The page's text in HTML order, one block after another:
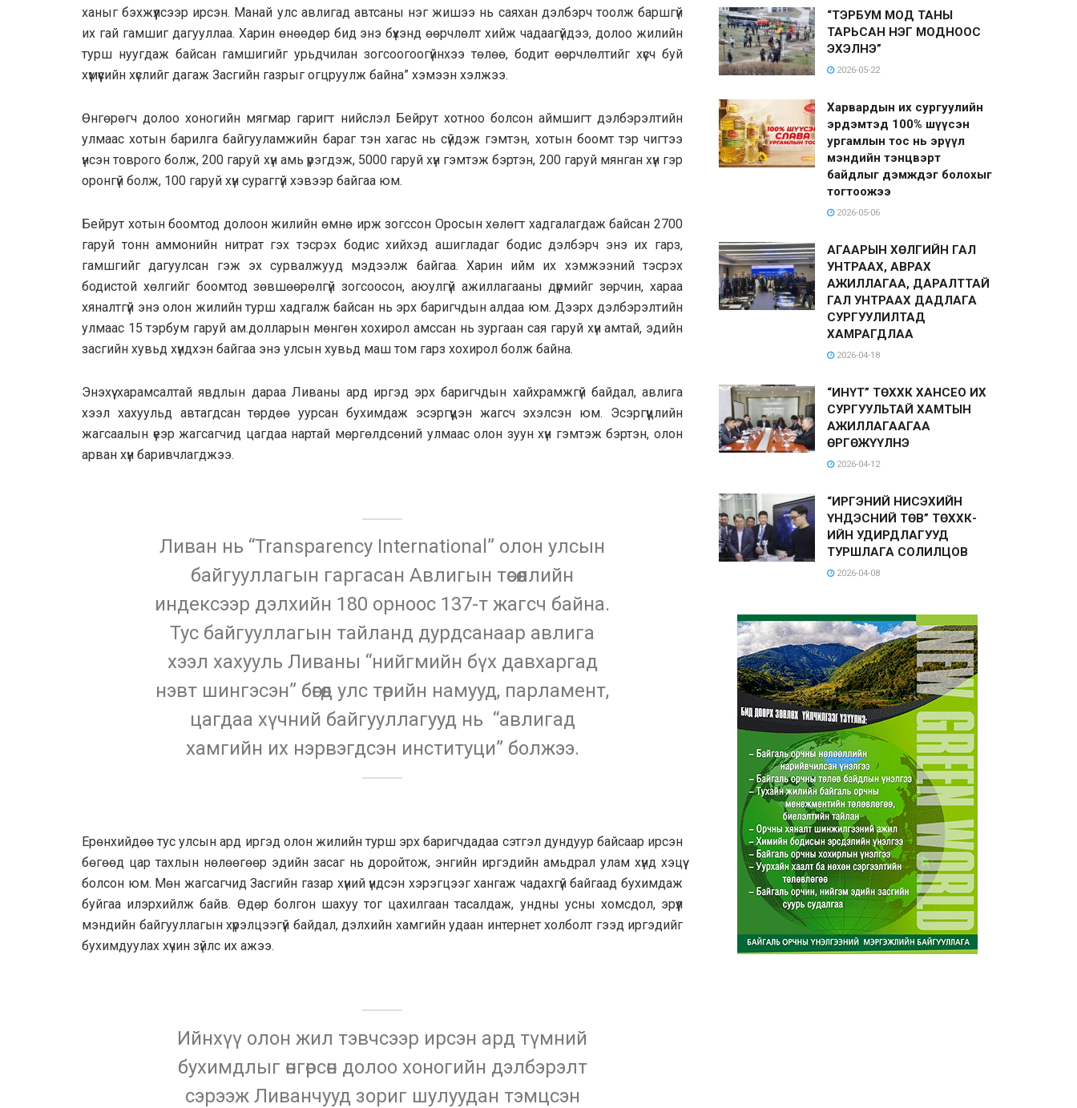
ханыг бэхжүүлсээр ирсэн. Манай улс авлигад автсаны нэг жишээ нь саяхан дэлбэрч тоолж баршгүй
их гай гамшиг дагууллаа. Харин өнөөдөр бид энэ бүхэнд өөрчлөлт хийж чадаагүйдээ, долоо жилийн
турш нуугдаж байсан гамшигийг урьдчилан зогсоогоогүйнхээ төлөө, бодит өөрчлөлтийг хүсч буй
хүмүүсийн хүслийг дагаж Засгийн газрыг огцруулж байна” хэмээн хэлжээ.
Өнгөрөгч долоо хоногийн мягмар гаригт нийслэл Бейрут хотноо болсон аймшигт дэлбэрэлтийн
улмаас хотын барилга байгууламжийн бараг тэн хагас нь сүйдэж гэмтэн, хотын боомт тэр чигтээ
үнсэн товрого болж, 200 гаруй хүн амь үрэгдэж, 5000 гаруй хүн гэмтэж бэртэн, 200 гаруй мянган хүн гэр
оронгүй болж, 100 гаруй хүн сураггүй хэвээр байгаа юм.
Бейрут хотын боомтод долоон жилийн өмнө ирж зогссон Оросын хөлөгт хадгалагдаж байсан 2700
гаруй тонн аммонийн нитрат гэх тэсрэх бодис хийхэд ашигладаг бодис дэлбэрч энэ их гарз,
гамшгийг дагуулсан гэж эх сурвалжууд мэдээлж байгаа. Харин ийм их хэмжээний тэсрэх
бодистой хөлгийг боомтод зөвшөөрөлгүй зогсоосон, аюулгүй ажиллагааны дүрмийг зөрчин, хараа
хяналтгүй энэ олон жилийн турш хадгалж байсан нь эрх баригчдын алдаа юм. Дээрх дэлбэрэлтийн
улмаас 15 тэрбум гаруй ам.долларын мөнгөн хохирол амссан нь зургаан сая гаруй хүн амтай, эдийн
засгийн хувьд хүндхэн байгаа энэ улсын хувьд маш том гарз хохирол болж байна.
Энэхүү харамсалтай явдлын дараа Ливаны ард иргэд эрх баригчдын хайхрамжгүй байдал, авлига
хээл хахуульд автагдсан төрдөө уурсан бухимдаж эсэргүүцэн жагсч эхэлсэн юм. Эсэргүүцлийн
жагсаалын үеэр жагсагчид цагдаа нартай мөргөлдсөний улмаас олон зуун хүн гэмтэж бэртэн, олон
арван хүн баривчлагджээ.
Ливан нь “Transparency International” олон улсын
байгууллагын гаргасан Авлигын төсөөллийн
индексээр дэлхийн 180 орноос 137-т жагсч байна.
Тус байгууллагын тайланд дурдсанаар авлига
хээл хахууль Ливаны “нийгмийн бүх давхаргад
нэвт шингэсэн” бөгөөд улс төрийн намууд, парламент,
цагдаа хүчний байгууллагууд нь “авлигад
хамгийн их нэрвэгдсэн институци” болжээ.
Ерөнхийдөө тус улсын ард иргэд олон жилийн турш эрх баригчдадаа сэтгэл дундуур байсаар ирсэн
бөгөөд цар тахлын нөлөөгөөр эдийн засаг нь доройтож, энгийн иргэдийн амьдрал улам хүнд хэцүү
болсон юм. Мөн жагсагчид Засгийн газар хүний үндсэн хэрэгцээг хангаж чадахгүй байгаад бухимдаж
буйгаа илэрхийлж байв. Өдөр болгон шахуу тог цахилгаан тасалдаж, ундны усны хомсдол, эрүүл
мэндийн байгууллагын хүрэлцээгүй байдал, дэлхийн хамгийн удаан интернет холболт гээд иргэдийг
бухимдуулах хүчин зүйлс их ажээ.
Ийнхүү олон жил тэвчсээр ирсэн ард түмний
бухимдлыг өнгөрсөн долоо хоногийн дэлбэрэлт
сэрээж Ливанчууд зориг шулуудан тэмцсэн
“ТЭРБУМ МОД ТАНЫ
ТАРЬСАН НЭГ МОДНООС
ЭХЭЛНЭ”
2026-05-22
Харвардын их сургуулийн
эрдэмтэд 100% шүүсэн
ургамлын тос нь эрүүл
мэндийн тэнцвэрт
байдлыг дэмждэг болохыг
тогтоожээ
2026-05-06
АГААРЫН ХӨЛГИЙН ГАЛ
УНТРААХ, АВРАХ
АЖИЛЛАГАА, ДАРАЛТТАЙ
ГАЛ УНТРААХ ДАДЛАГА
СУРГУУЛИЛТАД
ХАМРАГДЛАА
2026-04-18
“ИНҮТ” ТӨХХК ХАНСЕО ИХ
СУРГУУЛЬТАЙ ХАМТЫН
АЖИЛЛАГААГАА
ӨРГӨЖҮҮЛНЭ
2026-04-12
“ИРГЭНИЙ НИСЭХИЙН
ҮНДЭСНИЙ ТӨВ” ТӨХХК-
ИЙН УДИРДЛАГУУД
ТУРШЛАГА СОЛИЛЦОВ
2026-04-08